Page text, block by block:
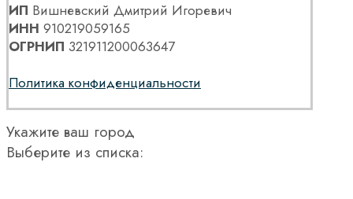
ИП Вишневский Дмитрий Игоревич
ИНН 910219059165
ОГРНИП 321911200063647
Политика конфиденциальности
Укажите ваш город
Выберите из списка: